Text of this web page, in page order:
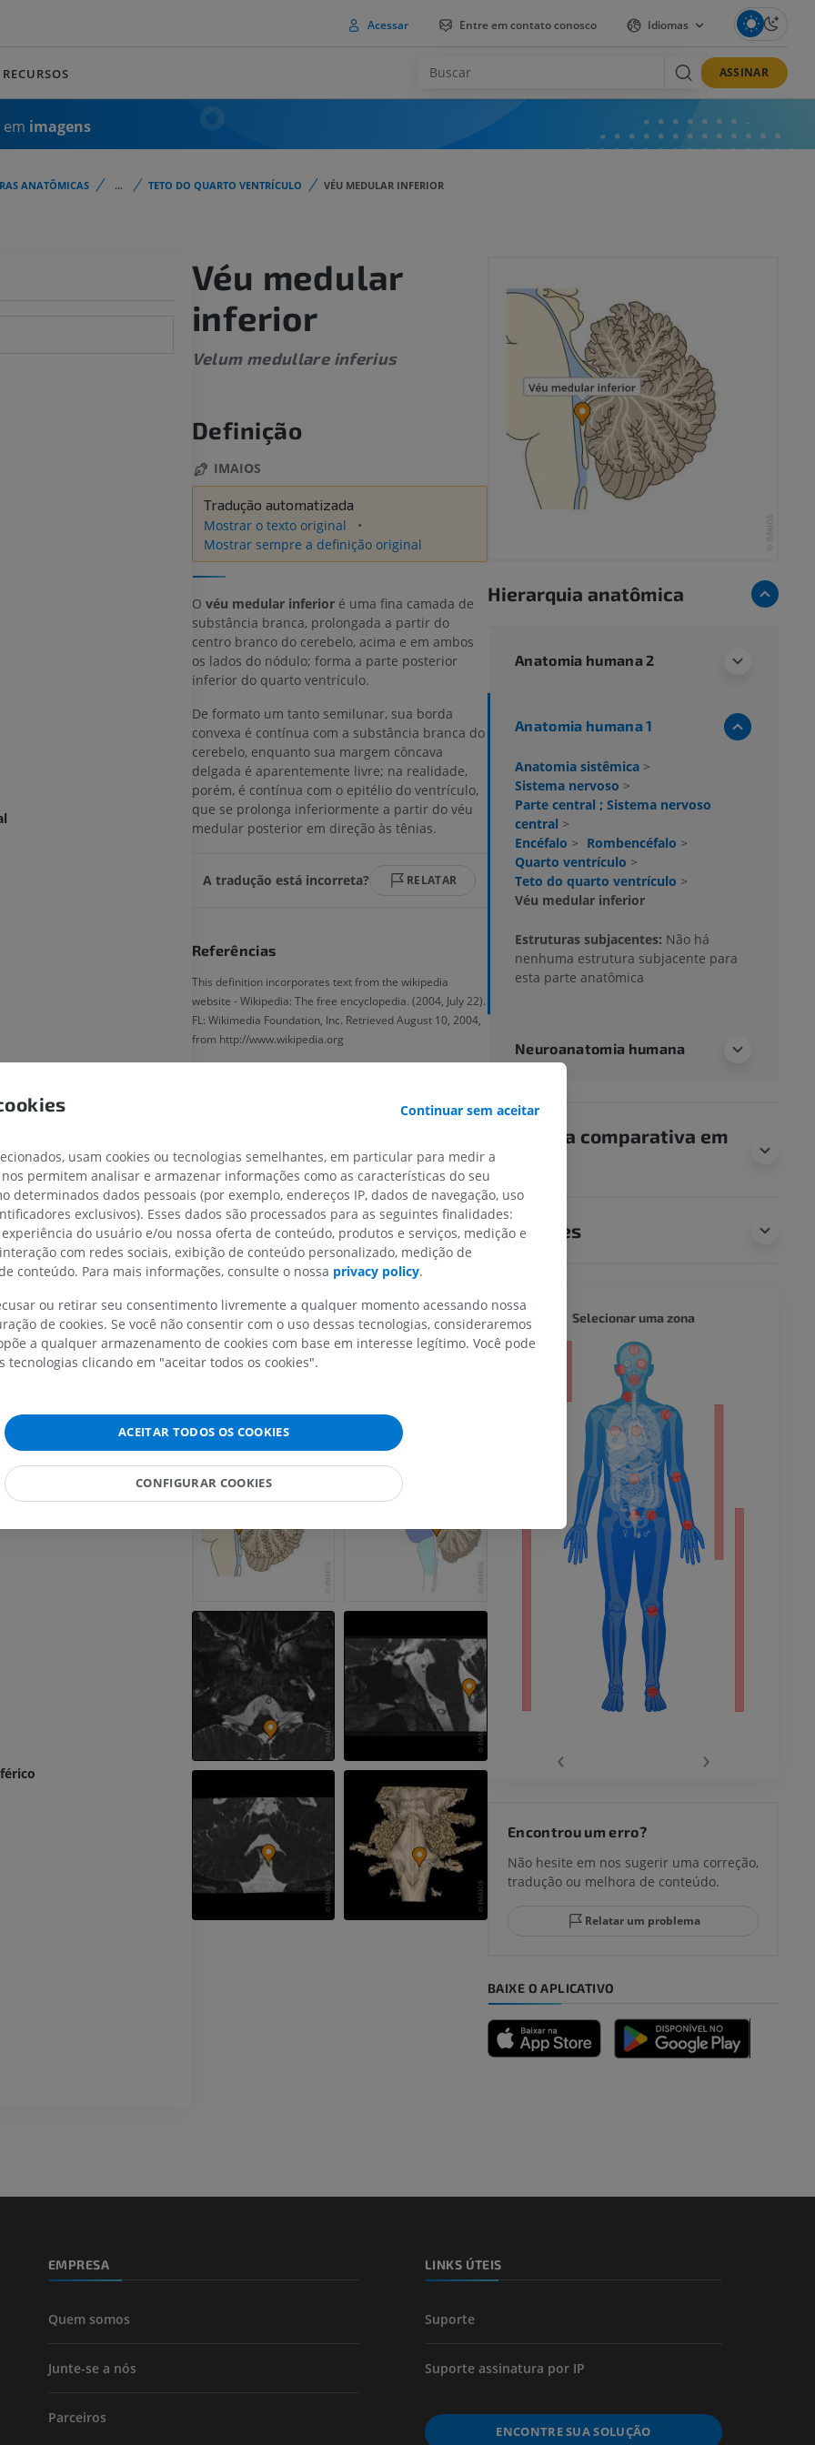
Acessar Entre em contato conosco Idiomas
RECURSOS ASSINAR
imagens
ANATÔMICAS ... TETO DO QUARTO VENTRÍCULO VÉU MEDULAR INFERIOR
(Forame de Magendie)
Véu medular
inferior
Velum medullare inferius
Definição
IMAIOS
Tradução automatizada
Mostrar o texto original
Mostrar sempre a definição original
O véu medular inferioré uma fina camada de
substância branca, prolongada a partir do
centro branco do cerebelo, acima e em ambos
os lados do nódulo; forma a parte posterior
inferior do quarto ventrículo.
De formato um tanto semilunar, sua borda
convexa é contínua com a substância branca do
cerebelo, enquanto sua margem côncava
delgada é aparentemente livre; na realidade,
porém, é contínua com o epitélio do ventrículo,
que se prolonga inferiormente a partir do véu
medular posterior em direção às tênias.
A tradução está incorreta? RELATAR
Referências
This definition incorporates text from the wikipedia
website - Wikipedia: The free encyclopedia. (2004, July 22).
FL: Wikimedia Foundation, Inc. Retrieved August 10, 2004,
from http://www.wikipedia.org
Hierarquia anatômica
Anatomia humana 2
Anatomia humana 1
Anatomia sistêmica >
Sistema nervoso >
Parte central ; Sistema nervoso
central >
Encéfalo > Rombencéfalo >
Quarto ventrículo >
Teto do quarto ventrículo >
Véu medular inferior
Estruturas subjacentes: Não há
nenhuma estrutura subjacente para
esta parte anatômica
Neuroanatomia humana
Anatomia comparativa em
animais
Traduções
SUPERIOR
IRM do membro superior
IRM
IRM do carpo
MEMBRO INFERIOR
Radiografias do membro
inferior
GRÁTIS
IRM do membro inferior
PREMIUM
quadril
PREMIUM
IRM do joelho
IRM
PREMIUM
Artrografia do joelho
Artrografia CT
PREMIUM
IRM do tornezelo e do
retropé
TC
Arteriografia dos membros
Selecionar uma zona
‹ ›
Encontrou um erro?
Não hesite em nos sugerir uma correção,
tradução ou melhora de conteúdo.
Relatar um problema
BAIXE O APLICATIVO
EMPRESA
Quem somos
Junte-se a nós
Parceiros
LINKS ÚTEIS
Suporte
Suporte assinatura por IP
ENCONTRE SUA SOLUÇÃO
Continuar sem aceitar
usam cookies ou tecnologias semelhantes, em particular para medir a
permitem analisar e armazenar informações como as características do seu
determinados dados pessoais (por exemplo, endereços IP, dados de navegação, uso
exclusivos). Esses dados são processados para as seguintes finalidades:
do usuário e/ou nossa oferta de conteúdo, produtos e serviços, medição e
com redes sociais, exibição de conteúdo personalizado, medição de
conteúdo. Para mais informações, consulte o nossa privacy policy.
ou retirar seu consentimento livremente a qualquer momento acessando nossa
de cookies. Se você não consentir com o uso dessas tecnologias, consideraremos
a qualquer armazenamento de cookies com base em interesse legítimo. Você pode
tecnologias clicando em "aceitar todos os cookies".
ACEITAR TODOS OS COOKIES
CONFIGURAR COOKIES